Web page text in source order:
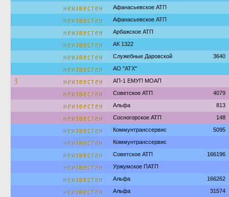
неизвестен Афанасьевское АТП
неизвестен Афанасьевское АТП
неизвестен Арбажское АТП
неизвестен АК 1322
неизвестен Служебные Даровской 3640
неизвестен АО "АТХ"
3 неизвестен АП-1 ЕМУП МОАП
неизвестен Советское АТП 4079
неизвестен Альфа 813
неизвестен Сосногорское АТП 148
неизвестен Коммунтранссервис 5095
неизвестен Коммунтранссервис
неизвестен Советское АТП 166196
неизвестен Уржумское ПАТП
неизвестен Альфа 166262
неизвестен Альфа 31574